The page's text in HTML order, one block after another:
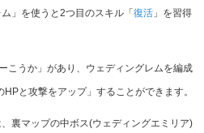
」を使うと2つ目のスキル「復活 」を習得
こうか」があり、ウェディングレムを編成
と攻撃をアップ」することができます。
裏マップの中ボス(ウェディングエミリア)